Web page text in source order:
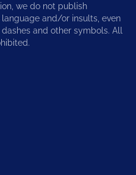
we do not publish
and/or insults, even
and other symbols. All